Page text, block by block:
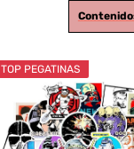
TOP PEGATINAS